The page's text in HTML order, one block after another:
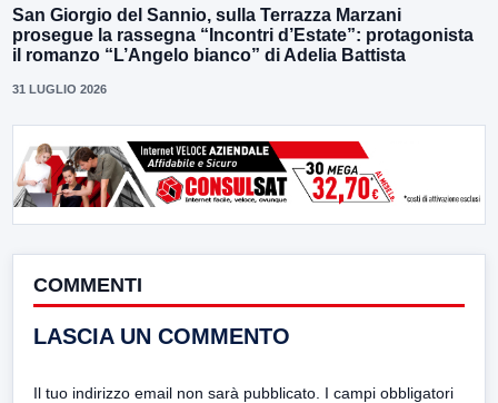
San Giorgio del Sannio, sulla Terrazza Marzani
prosegue la rassegna “Incontri d’Estate”: protagonista
il romanzo “L’Angelo bianco” di Adelia Battista
31 LUGLIO 2026
COMMENTI
LASCIA UN COMMENTO
Il tuo indirizzo email non sarà pubblicato. I campi obbligatori